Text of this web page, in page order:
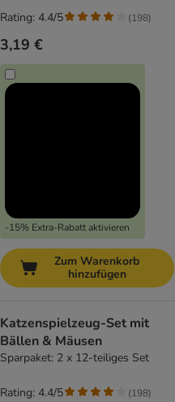
3,19 €
-15% Extra-Rabatt aktivieren
Rating: 4.4/5 (198)
Zum Warenkorb
hinzufügen
Katzenspielzeug-Set mit
Bällen & Mäusen
Sparpaket: 2 x 12-teiliges Set
Rating: 4.4/5 (198)